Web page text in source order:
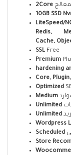
2Core
10GB SSD
LiteSpeed/
Redis,
Cache,
SSL Free
Premium
hardening
Core,
Optimized
Medium
Unlimited
Unlimited
Wordpress
Scheduled
Store